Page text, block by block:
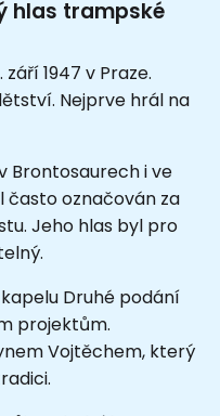
hlas trampské
1947 v Praze.
Nejprve hrál na
Brontosaurech i ve
často označován za
Jeho hlas byl pro
Druhé podání
projektům.
Vojtěchem, který